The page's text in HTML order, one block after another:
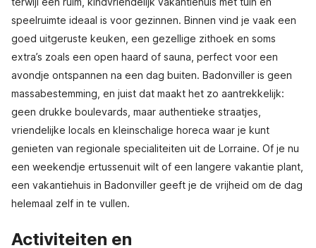
speelruimte ideaal is voor gezinnen. Binnen vind je vaak een
goed uitgeruste keuken, een gezellige zithoek en soms
extra’s zoals een open haard of sauna, perfect voor een
avondje ontspannen na een dag buiten. Badonviller is geen
massabestemming, en juist dat maakt het zo aantrekkelijk:
geen drukke boulevards, maar authentieke straatjes,
vriendelijke locals en kleinschalige horeca waar je kunt
genieten van regionale specialiteiten uit de Lorraine. Of je nu
een weekendje ertussenuit wilt of een langere vakantie plant,
een vakantiehuis in Badonviller geeft je de vrijheid om de dag
helemaal zelf in te vullen.
Activiteiten en